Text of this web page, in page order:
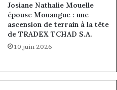
Josiane Nathalie Mouelle
épouse Mouangue : une
ascension de terrain à la tête
de TRADEX TCHAD S.A.
10 juin 2026